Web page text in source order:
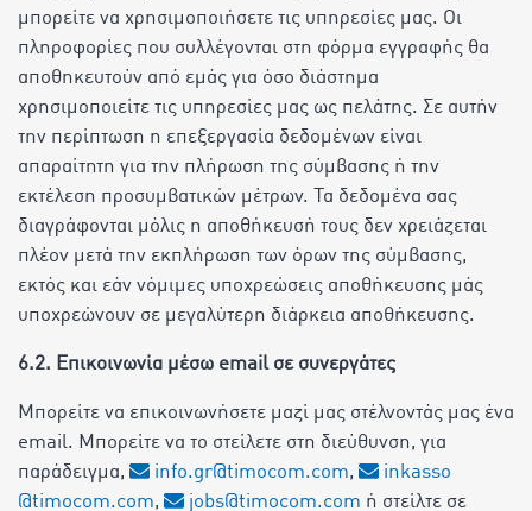
μπορείτε να χρησιμοποιήσετε τις υπηρεσίες μας. Οι
πληροφορίες που συλλέγονται στη φόρμα εγγραφής θα
αποθηκευτούν από εμάς για όσο διάστημα
χρησιμοποιείτε τις υπηρεσίες μας ως πελάτης. Σε αυτήν
την περίπτωση η επεξεργασία δεδομένων είναι
απαραίτητη για την πλήρωση της σύμβασης ή την
εκτέλεση προσυμβατικών μέτρων. Τα δεδομένα σας
διαγράφονται μόλις η αποθήκευσή τους δεν χρειάζεται
πλέον μετά την εκπλήρωση των όρων της σύμβασης,
εκτός και εάν νόμιμες υποχρεώσεις αποθήκευσης μάς
υποχρεώνουν σε μεγαλύτερη διάρκεια αποθήκευσης.
6.2. Επικοινωνία μέσω email σε συνεργάτες
Μπορείτε να επικοινωνήσετε μαζί μας στέλνοντάς μας ένα
email. Μπορείτε να το στείλετε στη διεύθυνση, για
παράδειγμα,
info.gr@timocom.com,
inkasso
@timocom.com, jobs@timocom.com ή στείλτε σε